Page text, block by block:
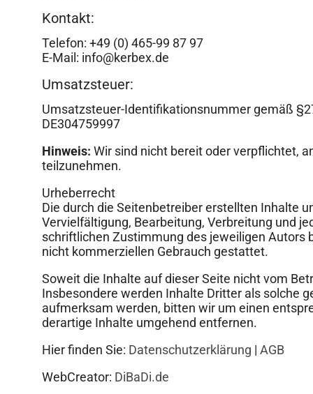
Kontakt:
Telefon: +49 (0) 465-99 87 97
E-Mail: info@kerbex.de
Umsatzsteuer:
Umsatzsteuer-Identifikationsnummer gemäß
DE304759997
Hinweis: Wir sind nicht bereit oder verpflichtet,
teilzunehmen.
Urheberrecht
Die durch die Seitenbetreiber erstellten Inhalte
Vervielfältigung, Bearbeitung, Verbreitung und
schriftlichen Zustimmung des jeweiligen Autors
nicht kommerziellen Gebrauch gestattet.
Soweit die Inhalte auf dieser Seite nicht vom
Insbesondere werden Inhalte Dritter als solche
aufmerksam werden, bitten wir um einen
derartige Inhalte umgehend entfernen.
Hier finden Sie: Datenschutzerklärung | AGB
WebCreator: DiBaDi.de